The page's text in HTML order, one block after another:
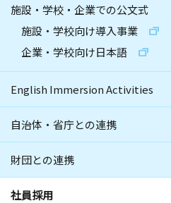
施設・学校・企業での公文式
施設・学校向け導入事業
企業・学校向け日本語
English Immersion Activities
自治体・省庁との連携
財団との連携
社員採用